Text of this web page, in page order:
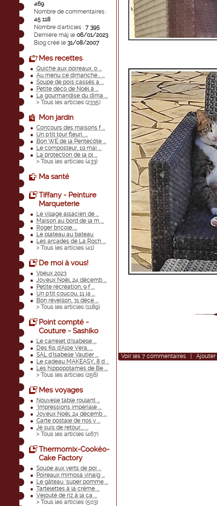
469
Nombre de commentaires :
45 118
Nombre d'articles : 7 395
Dernière màj le 06/01/2023
Blog créé le 31/08/2007
Mes recettes
Quiche aux poireaux, o ...
Au menu ce dimanche... ...
Soupe de pois cassés a ...
Petite déco de Noël à ...
La gourmandise du dima ...
> Tous les articles (2335)
Mon jardin
Concours des maisons f ...
Un p'tit tour fleuri, ...
Bon WE de la Pentecôte ...
Le composteur, 19 mai ...
La protection de la pl ...
> Tous les articles (433)
Ma santé
Tiffany - Peinture
Marqueterie
Le village alsacien de ...
Maison au bord de la m ...
Roger bricole.....
Le plateau au bateau
Les arcades de La Roch ...
> Tous les articles (41)
De moi à vous!
Voeux 2023
Joyeux Noël, 24 décemb ...
Petite récréation, 9 f ...
Un p'tit coucou, 11 ja ...
Bon réveillon, 31 déce ...
> Tous les articles (1189)
Point compté -
Couture - Sashiko
Le carrelet d'Isabelle ...
Des fils d'Aloe Vera, ...
SAL d'Isabelle Vautier ...
Le cadeau MAKEASY, 8 d ...
Les hippopotames de Be ...
> Tous les articles (256)
Mes voyages
Nouvelle table roulant ...
"Impressions impériale ...
Joyeux Noël, 24 décemb ...
Carte postale de nos v ...
Je suis de retour.... ...
> Tous les articles (467)
Thermomix-Cookéo-
Cake Factory
Soupe aux verts de poi ...
Poireaux mimosa vinaig ...
Le gâteau "super pomme ...
Tartelettes à la crème ...
Velouté de riz à la ca ...
> Tous les articles (503)
Voir les 7 commentaires